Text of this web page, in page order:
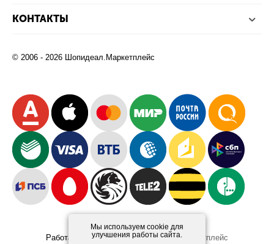
Мы используем cookie для
улучшения работы сайта.
КОНТАКТЫ
© 2006 - 2026 Шопидеал.Маркетплейс
Работает на платформеШопидеал.Маркетплейс